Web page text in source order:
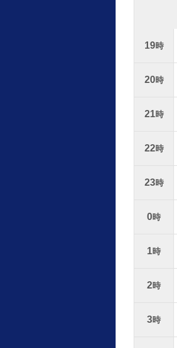
19時
20時
21時
22時
23時
0時
1時
2時
3時